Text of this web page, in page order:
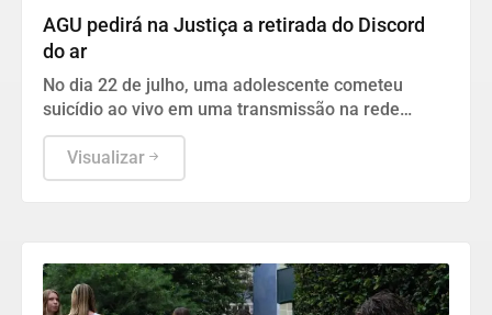
AGU pedirá na Justiça a retirada do Discord
do ar
No dia 22 de julho, uma adolescente cometeu
suicídio ao vivo em uma transmissão na rede
social.
Visualizar